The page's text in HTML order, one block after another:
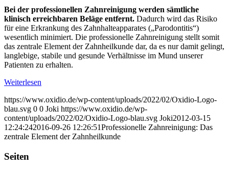
Bei der professionellen Zahnreinigung werden sämtliche
klinisch erreichbaren Beläge entfernt. Dadurch wird das Risiko
für eine Erkrankung des Zahnhalteapparates („Parodontitis“)
wesentlich minimiert. Die professionelle Zahnreinigung stellt somit
das zentrale Element der Zahnheilkunde dar, da es nur damit gelingt,
langlebige, stabile und gesunde Verhältnisse im Mund unserer
Patienten zu erhalten.
Weiterlesen
https://www.oxidio.de/wp-content/uploads/2022/02/Oxidio-Logo-
blau.svg 0 0 Joki https://www.oxidio.de/wp-
content/uploads/2022/02/Oxidio-Logo-blau.svg Joki2012-03-15
12:24:242016-09-26 12:26:51Professionelle Zahnreinigung: Das
zentrale Element der Zahnheilkunde
Seiten